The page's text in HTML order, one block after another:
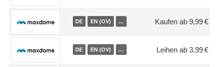
DE EN (OV) … Kaufen ab 9,99 €
DE EN (OV) … Leihen ab 3,99 €